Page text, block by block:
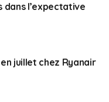
dans l’expectative
juillet chez Ryanair